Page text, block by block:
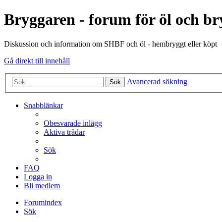
Bryggaren - forum för öl och
Diskussion och information om SHBF och öl - hembryggt eller köpt
Gå direkt till innehåll
Sök Avancerad sökning
Snabblänkar
Obesvarade inlägg
Aktiva trådar
Sök
FAQ
Logga in
Bli medlem
Forumindex
Sök